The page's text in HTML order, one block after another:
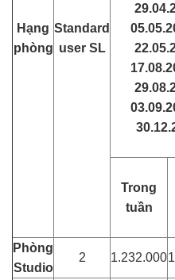
Hạng
phòng
Standard
user SL
Trong
tuần
Phòng
Studio
2 1.232.000